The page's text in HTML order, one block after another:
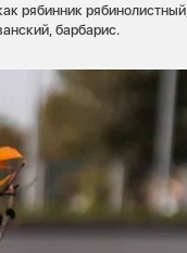
рябинник рябинолистный,
барбарис.